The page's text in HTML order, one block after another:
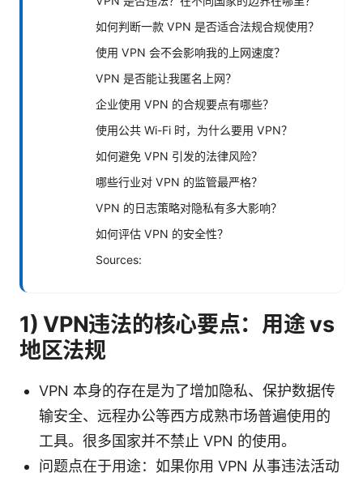
如何判断一款 VPN 是否适合法规合规使用？
使用 VPN 会不会影响我的上网速度？
VPN 是否能让我匿名上网？
企业使用 VPN 的合规要点有哪些？
使用公共 Wi-Fi 时，为什么要用 VPN？
如何避免 VPN 引发的法律风险？
哪些行业对 VPN 的监管最严格？
VPN 的日志策略对隐私有多大影响？
如何评估 VPN 的安全性？
Sources:
1) VPN违法的核心要点：用途 vs
地区法规
VPN 本身的存在是为了增加隐私、保护数据传
输安全、远程办公等西方成熟市场普遍使用的
工具。很多国家并不禁止 VPN 的使用。
问题点在于用途：如果你用 VPN 从事违法活动